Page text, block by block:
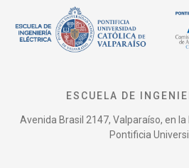
ESCUELA DE
Avenida Brasil 2147, Valparaíso, en
Pontificia